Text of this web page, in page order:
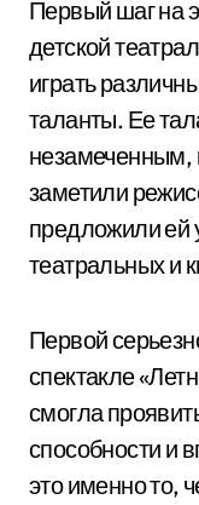
Первый шаг на
детской
играть
таланты. Ее
незамеченным,
заметили
предложили ей
театральных и
Первой
спектакле
смогла
способности и
это именно то,